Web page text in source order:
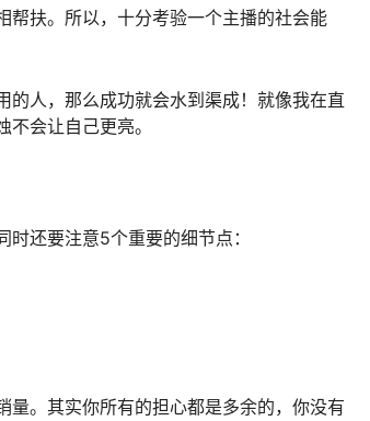
帮扶。所以，十分考验一个主播的社会能
人，那么成功就会水到渠成！就像我在直
会让自己更亮。
还要注意5个重要的细节点：
。其实你所有的担心都是多余的，你没有